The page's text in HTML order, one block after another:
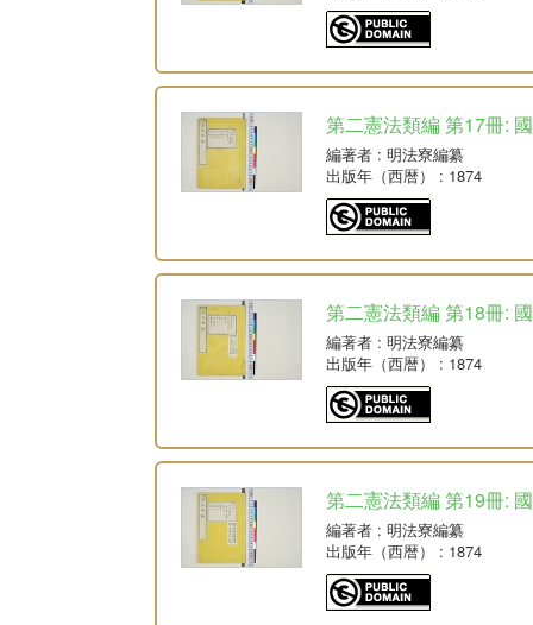
第二憲法類編 第17冊:
編著者 : 明法寮編纂
出版年（西暦）
: 1874
第二憲法類編 第18冊:
編著者 : 明法寮編纂
出版年（西暦）
: 1874
第二憲法類編 第19冊:
編著者 : 明法寮編纂
出版年（西暦）
: 1874